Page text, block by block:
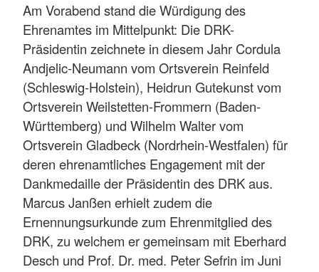
Am Vorabend stand die Würdigung des
Ehrenamtes im Mittelpunkt: Die DRK-
Präsidentin zeichnete in diesem Jahr Cordula
Andjelic-Neumann vom Ortsverein Reinfeld
(Schleswig-Holstein), Heidrun Gutekunst vom
Ortsverein Weilstetten-Frommern (Baden-
Württemberg) und Wilhelm Walter vom
Ortsverein Gladbeck (Nordrhein-Westfalen) für
deren ehrenamtliches Engagement mit der
Dankmedaille der Präsidentin des DRK aus.
Marcus Janßen erhielt zudem die
Ernennungsurkunde zum Ehrenmitglied des
DRK, zu welchem er gemeinsam mit Eberhard
Desch und Prof. Dr. med. Peter Sefrin im Juni